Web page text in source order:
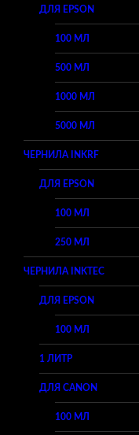
ДЛЯ EPSON
100 МЛ
500 МЛ
1000 МЛ
5000 МЛ
ЧЕРНИЛА INKRF
ДЛЯ EPSON
100 МЛ
250 МЛ
ЧЕРНИЛА INKTEC
ДЛЯ EPSON
100 МЛ
1 ЛИТР
ДЛЯ CANON
100 МЛ